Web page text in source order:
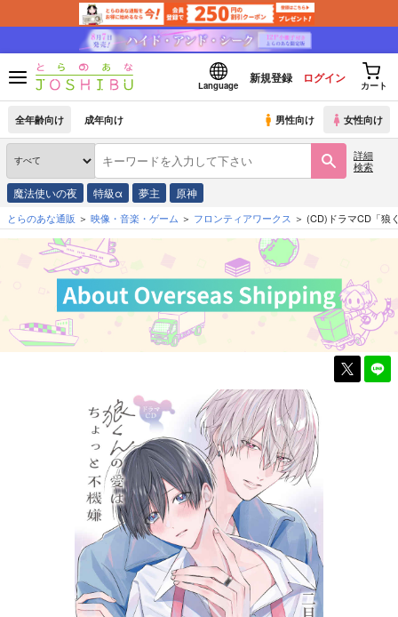
Language
新規登録 ログイン
カート
全年齢向け 成年向け 男性向け 女性向け
詳細
検索
魔法使いの夜 特級α 夢主 原神
とらのあな通販 映像・音楽・ゲーム フロンティアワークス (CD)ドラマCD「狼